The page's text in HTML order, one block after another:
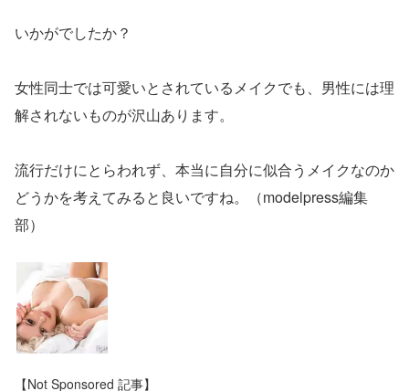
いかがでしたか？
女性同士では可愛いとされているメイクでも、男性には理
解されないものが沢山あります。
流行だけにとらわれず、本当に自分に似合うメイクなのか
どうかを考えてみると良いですね。（modelpress編集
部）
【Not Sponsored 記事】